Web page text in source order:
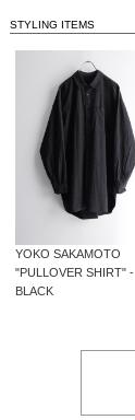
STYLING ITEMS
YOKO SAKAMOTO
"PULLOVER SHIRT" -
BLACK